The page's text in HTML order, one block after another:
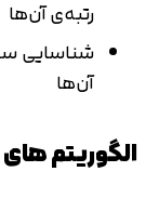
رتبه‌ی آن‌ها
شناسایی
آن‌ها
الگوریتم